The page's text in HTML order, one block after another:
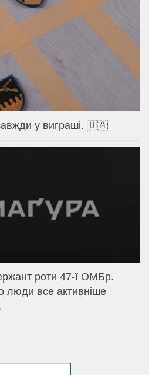
у виграші. 🇺🇦
роти 47-ї ОМБр.
люди все активніше